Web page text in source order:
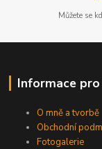
Můžete se
Informace
O mně a tvorbě
Obchodní
Fotogalerie